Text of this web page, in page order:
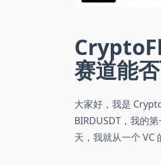
赛道能
大家好，我是
BIRDUSDT，我的
天，我就从一个 VC